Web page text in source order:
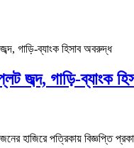
জব্দ, গাড়ি-ব্যাংক